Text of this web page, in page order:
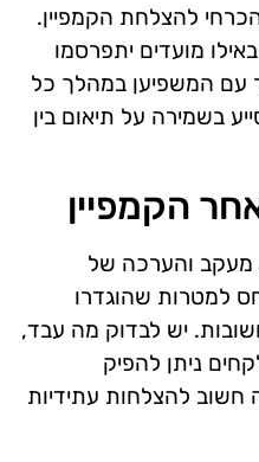
להצלחת הקמפיין.
מועדים יתפרסמו
עם המשפיען במהלך כל
בשמירה על תיאום בין
הקמפיין
מעקב והערכה של
למטרות שהוגדרו
יש לבדוק מה עבד,
ניתן להפיק
חשוב להצלחות עתידיות